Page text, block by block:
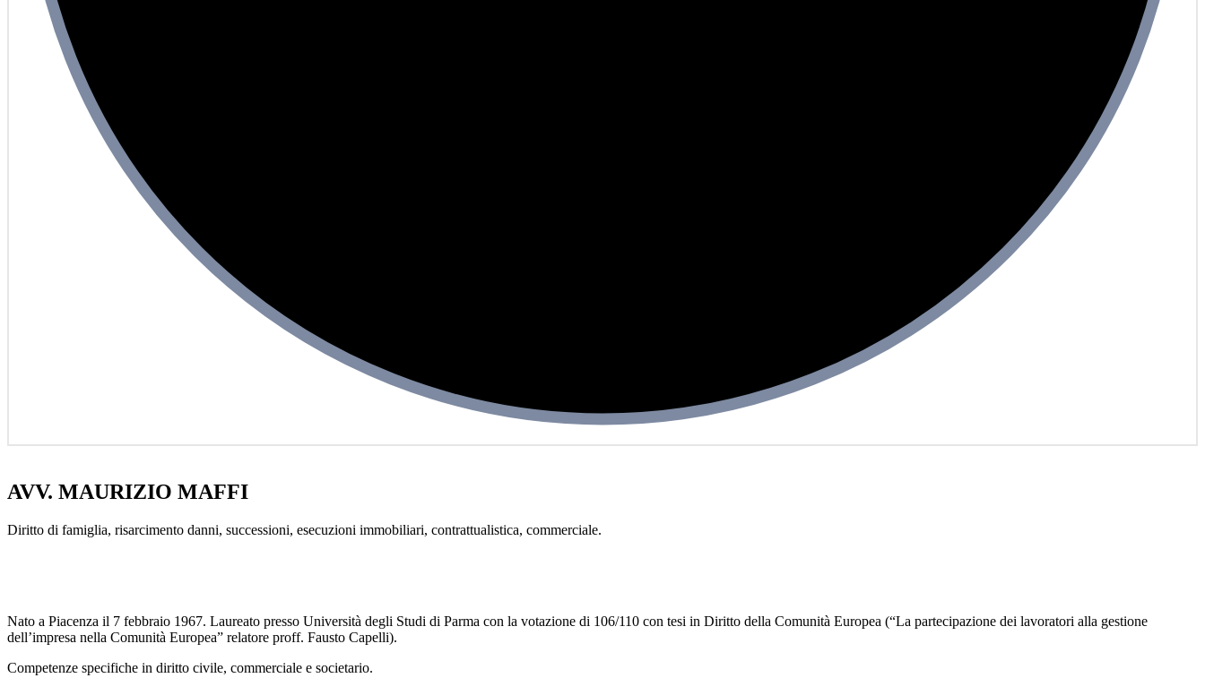
AVV. MAURIZIO MAFFI
Diritto di famiglia, risarcimento danni, successioni, esecuzioni immobiliari, contrattualistica, commerciale.
Nato a Piacenza il 7 febbraio 1967. Laureato presso Università degli Studi di Parma con la votazione di 106/110 con tesi in Diritto della Comunità Europea (“La partecipazione dei lavoratori alla gestione
dell’impresa nella Comunità Europea” relatore proff. Fausto Capelli).
Competenze specifiche in diritto civile, commerciale e societario.